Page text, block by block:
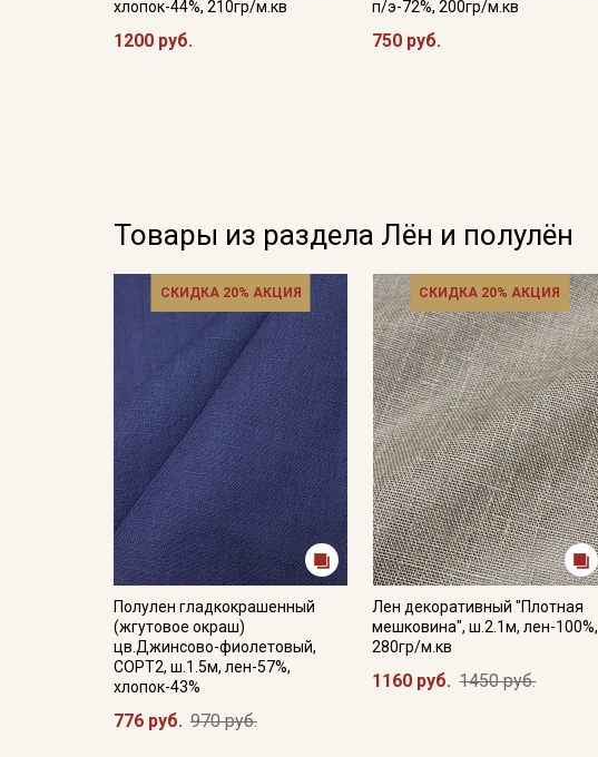
хлопок-44%, 210гр/м.кв
1200 руб.
п/э-72%, 200гр/м.кв
750 руб.
Товары из раздела Лён и полулён
СКИДКА 20% АКЦИЯ
Полулен гладкокрашенный
(жгутовое окраш)
цв.Джинсово-фиолетовый,
СОРТ2, ш.1.5м, лен-57%,
хлопок-43%
776 руб. 970 руб.
СКИДКА 20% АКЦИЯ
Лен декоративный "Плотная
мешковина", ш.2.1м, лен-100%,
280гр/м.кв
1160 руб. 1450 руб.